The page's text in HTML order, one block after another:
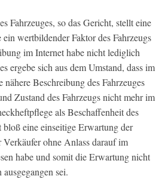
Fahrzeuges, so das Gericht, stellt eine
wertbildender Faktor des Fahrzeugs
im Internet habe nicht lediglich
ergebe sich aus dem Umstand, dass im
Beschreibung des Fahrzeuges
Zustand des Fahrzeugs nicht mehr im
als Beschaffenheit des
bloß eine einseitige Erwartung der
ohne Anlass darauf im
habe und somit die Erwartung nicht
sei.